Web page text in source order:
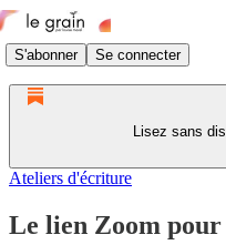
S'abonner Se connecter
Lisez sans
Ateliers d'écriture
Le lien Zoom